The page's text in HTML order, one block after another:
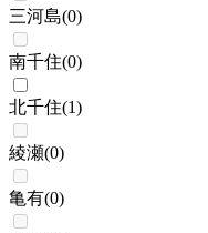
三河島(0)
南千住(0)
北千住(1)
綾瀬(0)
亀有(0)